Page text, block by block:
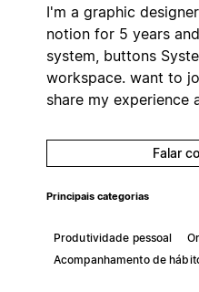
I'm a graphic
notion for 5 years
system, buttons
workspace. want to
share my experience
Falar
Principais categorias
Produtividade pessoal
Acompanhamento de